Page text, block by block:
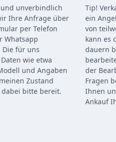
und unverbindlich
Ihre Anfrage über
per Telefon
Whatsapp
Die für uns
wie etwa
und Angaben
Zustand
dabei bitte bereit.
Tip!
ein
von
kann es
dauern
der
Fragen
Ihnen
Ankauf